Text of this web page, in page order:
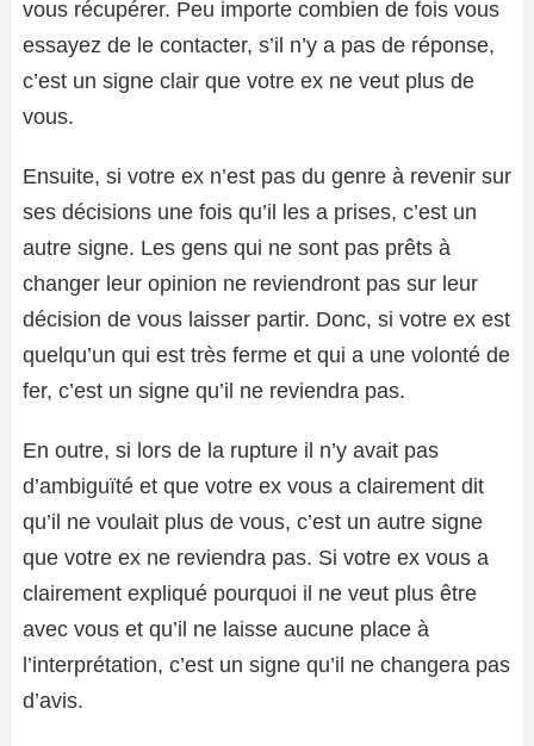
vous récupérer. Peu importe combien de fois vous
essayez de le contacter, s’il n’y a pas de réponse,
c’est un signe clair que votre ex ne veut plus de
vous.
Ensuite, si votre ex n’est pas du genre à revenir sur
ses décisions une fois qu’il les a prises, c’est un
autre signe. Les gens qui ne sont pas prêts à
changer leur opinion ne reviendront pas sur leur
décision de vous laisser partir. Donc, si votre ex est
quelqu’un qui est très ferme et qui a une volonté de
fer, c’est un signe qu’il ne reviendra pas.
En outre, si lors de la rupture il n’y avait pas
d’ambiguïté et que votre ex vous a clairement dit
qu’il ne voulait plus de vous, c’est un autre signe
que votre ex ne reviendra pas. Si votre ex vous a
clairement expliqué pourquoi il ne veut plus être
avec vous et qu’il ne laisse aucune place à
l’interprétation, c’est un signe qu’il ne changera pas
d’avis.